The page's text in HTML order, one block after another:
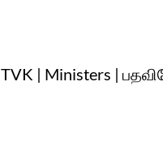
TVK | Ministers |